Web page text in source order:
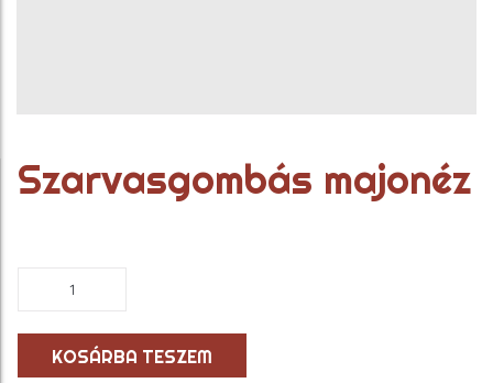
Szarvasgombás majonéz
majonéz
KOSÁRBA TESZEM